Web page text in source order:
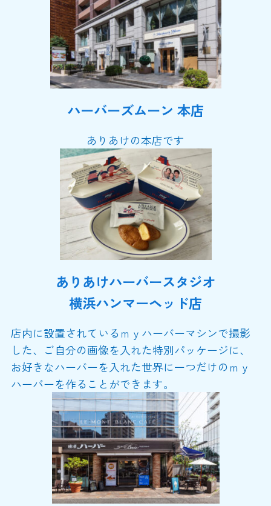
ハーバーズムーン 本店
ありあけの本店です
ありあけハーバースタジオ
横浜ハンマーヘッド店
店内に設置されているｍｙハーバーマシンで撮影
した、ご自分の画像を入れた特別パッケージに、
お好きなハーバーを入れた世界に一つだけのｍｙ
ハーバーを作ることができます。